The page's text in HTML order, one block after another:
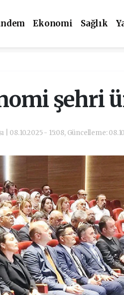
Ekonomi Sağlık
şehri
| 08.10.2025 - 15:08, Güncelleme: